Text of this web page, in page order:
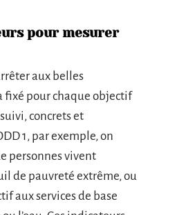
pour mesurer
aux belles
fixé pour chaque objectif
concrets et
1, par exemple, on
personnes vivent
de pauvreté extrême, ou
aux services de base